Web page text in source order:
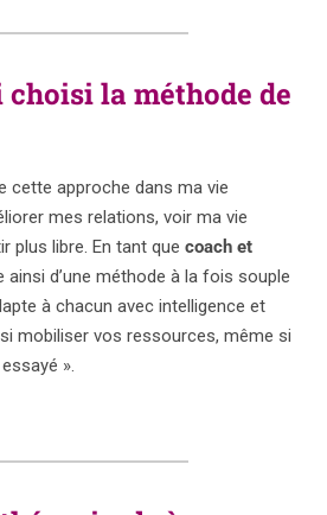
la méthode de
cette approche dans ma vie
mes relations, voir ma vie
plus libre. En tant que coach et
ainsi d’une méthode à la fois souple
à chacun avec intelligence et
mobiliser vos ressources, même si
».